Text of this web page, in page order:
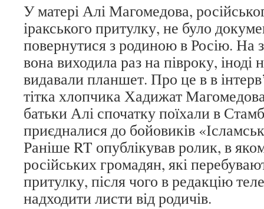
У матері Алі Магомедова,
іракського притулку, не було
повернутися з родиною в Росію. На
вона виходила раз на півроку, іноді
видавали планшет. Про це в в
тітка хлопчика Хадижат
батьки Алі спочатку поїхали в
приєдналися до бойовиків
Раніше RT опублікував ролик, в
російських громадян, які
притулку, після чого в редакцію
надходити листи від родичів.